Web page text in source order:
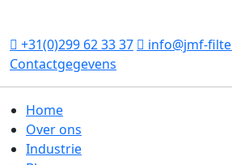
+31(0)299 62 33 37
info@jmf-
Contactgegevens
Home
Over ons
Industrie